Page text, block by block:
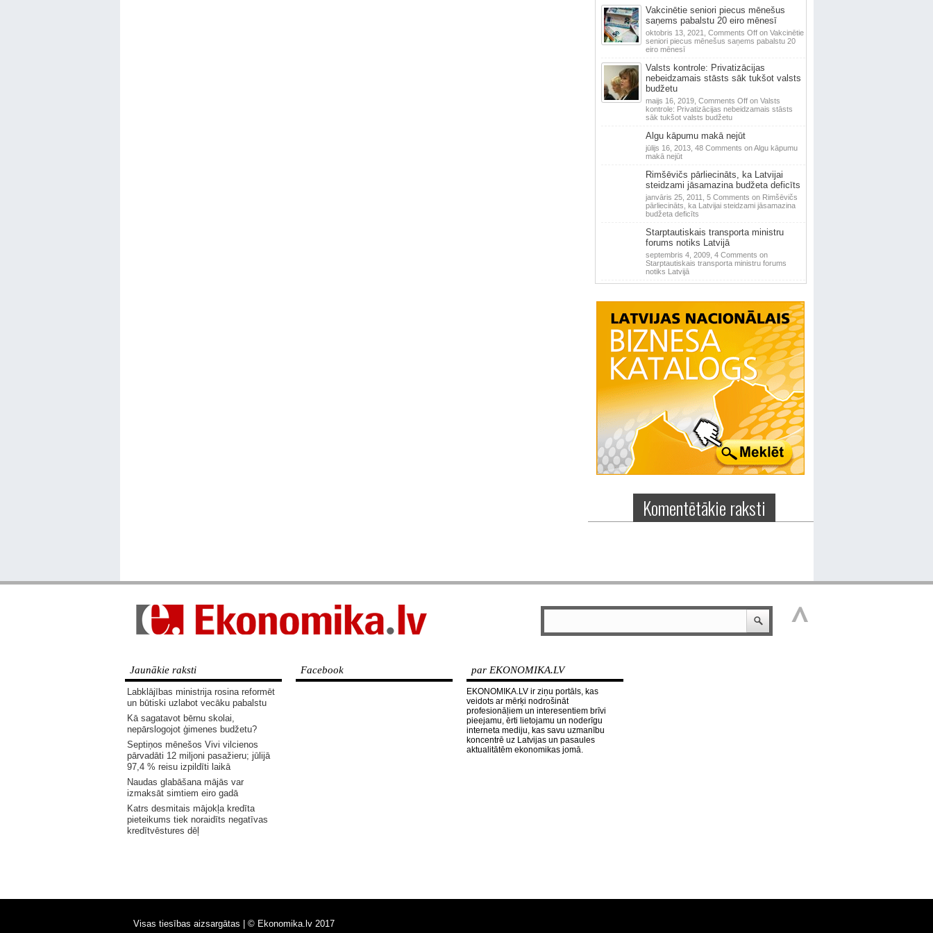
Vakcinētie seniori piecus mēnešus
saņems pabalstu 20 eiro mēnesī
oktobris 13, 2021, Comments Offon Vakcinētie
seniori piecus mēnešus saņems pabalstu 20
eiro mēnesī
Valsts kontrole: Privatizācijas
nebeidzamais stāsts sāk tukšot valsts
budžetu
maijs 16, 2019, Comments Offon Valsts
kontrole: Privatizācijas nebeidzamais stāsts
sāk tukšot valsts budžetu
Algu kāpumu makā nejūt
jūlijs 16, 2013, 48 Comments on Algu kāpumu
makā nejūt
Rimšēvičs pārliecināts, ka Latvijai
steidzami jāsamazina budžeta deficīts
janvāris 25, 2011, 5 Comments on Rimšēvičs
pārliecināts, ka Latvijai steidzami jāsamazina
budžeta deficīts
Starptautiskais transporta ministru
forums notiks Latvijā
septembris 4, 2009, 4 Comments on
Starptautiskais transporta ministru forums
notiks Latvijā
Komentētākie raksti
Jaunākie raksti
Labklājības ministrija rosina reformēt
un būtiski uzlabot vecāku pabalstu
Kā sagatavot bērnu skolai,
nepārslogojot ģimenes budžetu?
Septiņos mēnešos Vivi vilcienos
pārvadāti 12 miljoni pasažieru; jūlijā
97,4 % reisu izpildīti laikā
Naudas glabāšana mājās var
izmaksāt simtiem eiro gadā
Katrs desmitais mājokļa kredīta
pieteikums tiek noraidīts negatīvas
kredītvēstures dēļ
Facebook par EKONOMIKA.LV
EKONOMIKA.LV ir ziņu portāls, kas
veidots ar mērķi nodrošināt
profesionāļiem un interesentiem brīvi
pieejamu, ērti lietojamu un noderīgu
interneta mediju, kas savu uzmanību
koncentrē uz Latvijas un pasaules
aktualitātēm ekonomikas jomā.
Visas tiesības aizsargātas | © Ekonomika.lv 2017